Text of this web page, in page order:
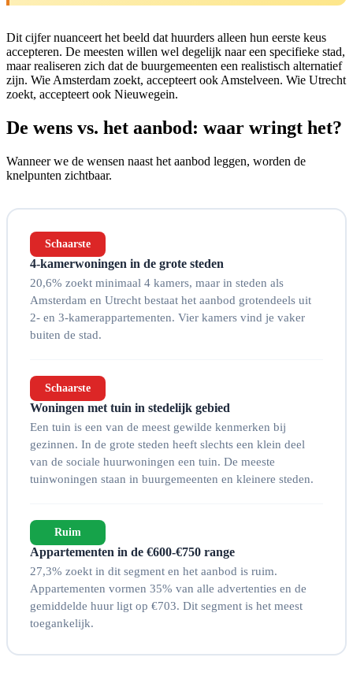
Dit cijfer nuanceert het beeld dat huurders alleen hun eerste keus
accepteren. De meesten willen wel degelijk naar een specifieke stad,
maar realiseren zich dat de buurgemeenten een realistisch alternatief
zijn. Wie Amsterdam zoekt, accepteert ook Amstelveen. Wie Utrecht
zoekt, accepteert ook Nieuwegein.
De wens vs. het aanbod: waar wringt het?
Wanneer we de wensen naast het aanbod leggen, worden de
knelpunten zichtbaar.
Schaarste
4-kamerwoningen in de grote steden
20,6% zoekt minimaal 4 kamers, maar in steden als
Amsterdam en Utrecht bestaat het aanbod grotendeels uit
2- en 3-kamerappartementen. Vier kamers vind je vaker
buiten de stad.
Schaarste
Woningen met tuin in stedelijk gebied
Een tuin is een van de meest gewilde kenmerken bij
gezinnen. In de grote steden heeft slechts een klein deel
van de sociale huurwoningen een tuin. De meeste
tuinwoningen staan in buurgemeenten en kleinere steden.
Ruim
Appartementen in de €600-€750 range
27,3% zoekt in dit segment en het aanbod is ruim.
Appartementen vormen 35% van alle advertenties en de
gemiddelde huur ligt op €703. Dit segment is het meest
toegankelijk.